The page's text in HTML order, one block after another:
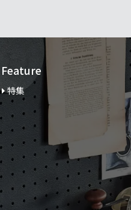
Feature
特集